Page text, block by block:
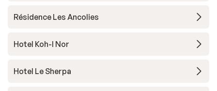
Résidence Les Ancolies
Hotel Koh-I Nor
Hotel Le Sherpa